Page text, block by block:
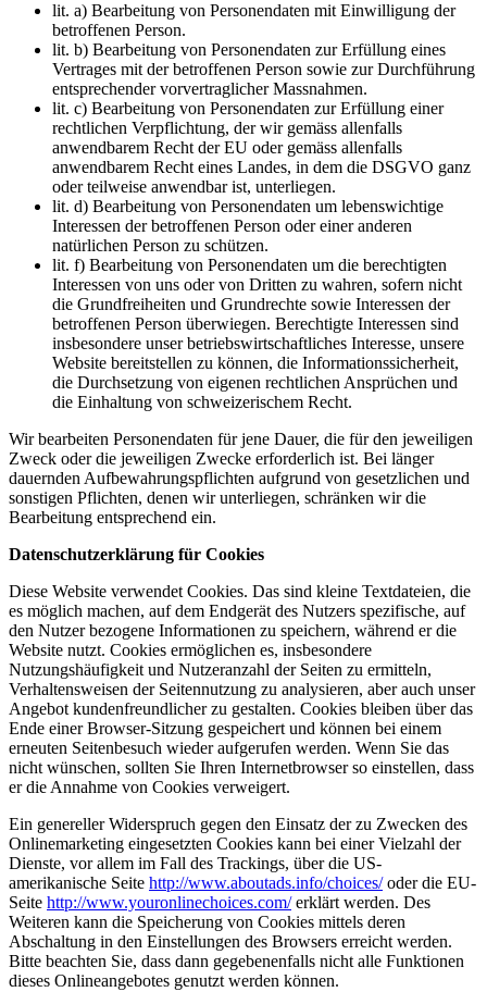
lit. a) Bearbeitung von Personendaten mit Einwilligung der
betroffenen Person.
lit. b) Bearbeitung von Personendaten zur Erfüllung eines
Vertrages mit der betroffenen Person sowie zur Durchführung
entsprechender vorvertraglicher Massnahmen.
lit. c) Bearbeitung von Personendaten zur Erfüllung einer
rechtlichen Verpflichtung, der wir gemäss allenfalls
anwendbarem Recht der EU oder gemäss allenfalls
anwendbarem Recht eines Landes, in dem die DSGVO ganz
oder teilweise anwendbar ist, unterliegen.
lit. d) Bearbeitung von Personendaten um lebenswichtige
Interessen der betroffenen Person oder einer anderen
natürlichen Person zu schützen.
lit. f) Bearbeitung von Personendaten um die berechtigten
Interessen von uns oder von Dritten zu wahren, sofern nicht
die Grundfreiheiten und Grundrechte sowie Interessen der
betroffenen Person überwiegen. Berechtigte Interessen sind
insbesondere unser betriebswirtschaftliches Interesse, unsere
Website bereitstellen zu können, die Informationssicherheit,
die Durchsetzung von eigenen rechtlichen Ansprüchen und
die Einhaltung von schweizerischem Recht.
Wir bearbeiten Personendaten für jene Dauer, die für den jeweiligen
Zweck oder die jeweiligen Zwecke erforderlich ist. Bei länger
dauernden Aufbewahrungspflichten aufgrund von gesetzlichen und
sonstigen Pflichten, denen wir unterliegen, schränken wir die
Bearbeitung entsprechend ein.
Datenschutzerklärung für Cookies
Diese Website verwendet Cookies. Das sind kleine Textdateien, die
es möglich machen, auf dem Endgerät des Nutzers spezifische, auf
den Nutzer bezogene Informationen zu speichern, während er die
Website nutzt. Cookies ermöglichen es, insbesondere
Nutzungshäufigkeit und Nutzeranzahl der Seiten zu ermitteln,
Verhaltensweisen der Seitennutzung zu analysieren, aber auch unser
Angebot kundenfreundlicher zu gestalten. Cookies bleiben über das
Ende einer Browser-Sitzung gespeichert und können bei einem
erneuten Seitenbesuch wieder aufgerufen werden. Wenn Sie das
nicht wünschen, sollten Sie Ihren Internetbrowser so einstellen, dass
er die Annahme von Cookies verweigert.
Ein genereller Widerspruch gegen den Einsatz der zu Zwecken des
Onlinemarketing eingesetzten Cookies kann bei einer Vielzahl der
Dienste, vor allem im Fall des Trackings, über die US-
amerikanische Seite http://www.aboutads.info/choices/oder die EU-
Seite http://www.youronlinechoices.com/erklärt werden. Des
Weiteren kann die Speicherung von Cookies mittels deren
Abschaltung in den Einstellungen des Browsers erreicht werden.
Bitte beachten Sie, dass dann gegebenenfalls nicht alle Funktionen
dieses Onlineangebotes genutzt werden können.